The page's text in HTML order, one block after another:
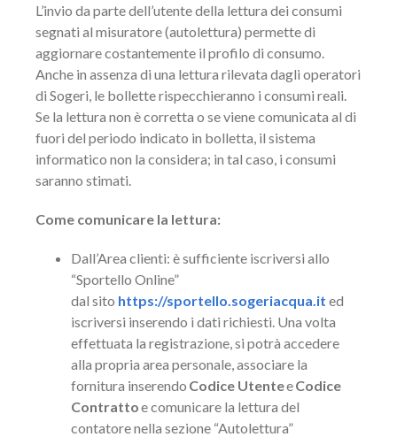
L’invio da parte dell’utente della lettura dei consumi
segnati al misuratore (autolettura) permette di
aggiornare costantemente il profilo di consumo.
Anche in assenza di una lettura rilevata dagli operatori
di Sogeri , le bollette rispecchieranno i consumi reali.
Se la lettura non è corretta o se viene comunicata al di
fuori del periodo indicato in bolletta, il sistema
informatico non la considera; in tal caso, i consumi
saranno stimati.
Come comunicare la lettura:
Dall’Area clienti: è sufficiente iscriversi allo
“Sportello Online”
dal sito https://sportello.sogeriacqua.it ed
iscriversi inserendo i dati richiesti. Una volta
effettuata la registrazione, si potrà accedere
alla propria area personale, associare la
fornitura inserendo Codice UtenteeCodice
Contrattoe comunicare la lettura del
contatore nella sezione “Autolettura”